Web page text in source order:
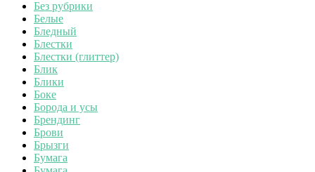
Без рубрики
Белые
Бледный
Блестки
Блестки (глиттер)
Блик
Блики
Боке
Борода и усы
Брендинг
Брови
Брызги
Бумага